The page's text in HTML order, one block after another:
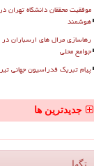
موفقیت محققان دانشگاه تهران
هوشمند
رهاسازی مرال های ارسباران
جوامع محلی
پیام تبریک فدراسیون جهانی
جدیدترین ها